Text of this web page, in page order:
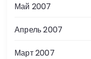
Май 2007
Апрель 2007
Март 2007